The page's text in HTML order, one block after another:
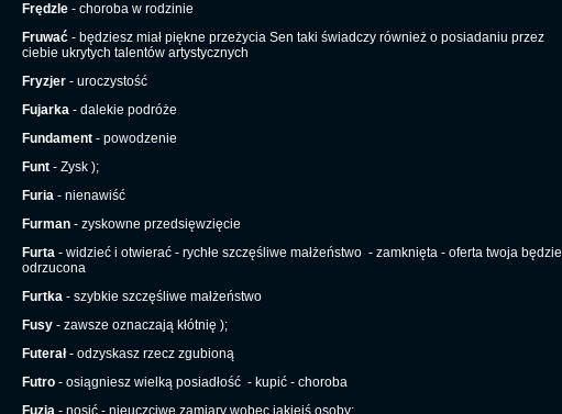
Frędzle- choroba w rodzinie
Fruwać- będziesz miał piękne przeżycia Sen taki świadczy również o posiadaniu przez
ciebie ukrytych talentów artystycznych
Fryzjer- uroczystość
Fujarka- dalekie podróże
Fundament- powodzenie
Funt- Zysk );
Furia- nienawiść
Furman- zyskowne przedsięwzięcie
Furta- widzieć i otwierać - rychłe szczęśliwe małżeństwo - zamknięta - oferta twoja będzie
odrzucona
Furtka- szybkie szczęśliwe małżeństwo
Fusy- zawsze oznaczają kłótnię );
Futerał- odzyskasz rzecz zgubioną
Futro- osiągniesz wielką posiadłość - kupić - choroba
Fuzja - nosić - nieuczciwe zamiary wobec jakiejś osoby;